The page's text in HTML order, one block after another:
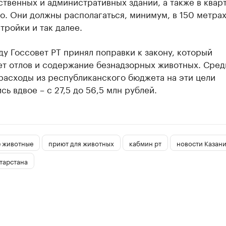
Они должны располагаться, минимум, в 150
и так далее.
Госсовет РТ принял поправки к закону, который
отлов и содержание безнадзорных животных.
из республиканского бюджета на эти цели
вдвое – с 27,5 до 56,5 млн рублей.
приют для животных кабмин рт
новости Казани